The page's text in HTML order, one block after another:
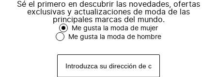
Sé el primero en descubrir las novedades, ofertas
exclusivas y actualizaciones de moda de las
principales marcas del mundo.
Me gusta la moda de mujer
Me gusta la moda de hombre